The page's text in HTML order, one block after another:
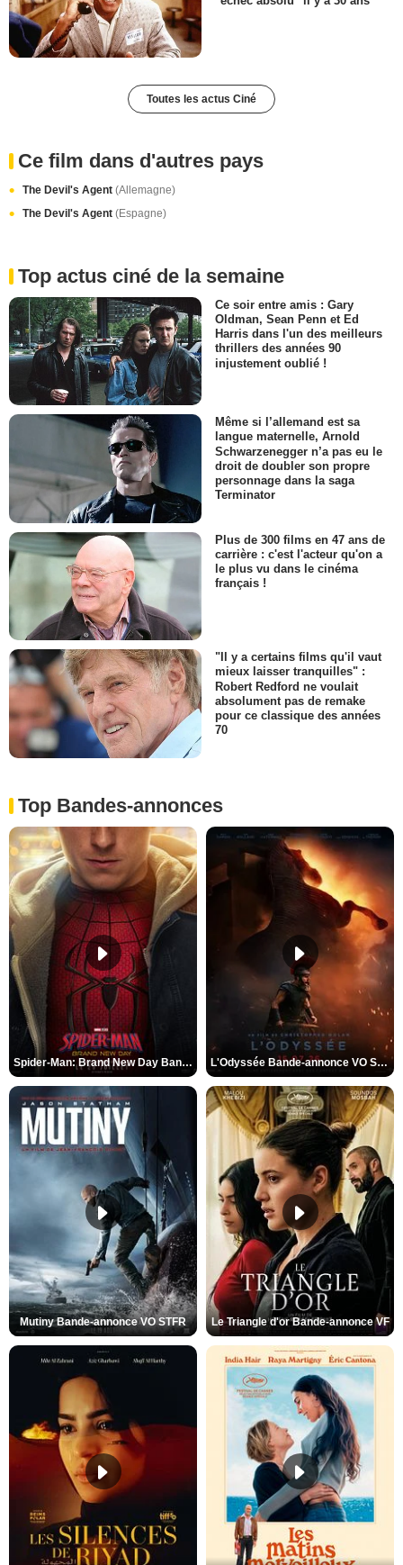
Toutes les actus Ciné
Ce film dans d'autres pays
The Devil's Agent (Allemagne)
The Devil's Agent (Espagne)
Top actus ciné de la semaine
Ce soir entre amis : Gary
Oldman, Sean Penn et Ed
Harris dans l'un des meilleurs
thrillers des années 90
injustement oublié !
Même si l’allemand est sa
langue maternelle, Arnold
Schwarzenegger n’a pas eu le
droit de doubler son propre
personnage dans la saga
Terminator
Plus de 300 films en 47 ans de
carrière : c'est l'acteur qu'on a
le plus vu dans le cinéma
français !
"Il y a certains films qu'il vaut
mieux laisser tranquilles" :
Robert Redford ne voulait
absolument pas de remake
pour ce classique des années
70
Top Bandes-annonces
Spider-Man: Brand New Day Bande-annonce VO STFR L'Odyssée Bande-annonce VO STFR
Mutiny Bande-annonce VO STFR Le Triangle d'or Bande-annonce VF